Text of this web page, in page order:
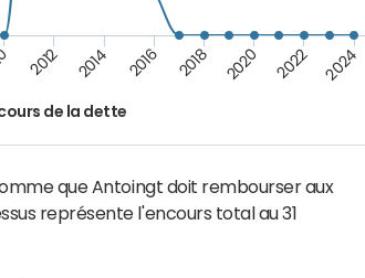
de la dette
2012 2014 2016 2018 2020 2022 2024
que Antoingt doit rembourser aux
représente l'encours total au 31